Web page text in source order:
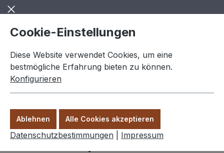
Zum Hauptinhalt springen
Rotgusslampen
Deckenlampe "Milwaukee"
Cookie-Einstellungen
Diese Website verwendet Cookies, um eine
bestmögliche Erfahrung bieten zu können.
Konfigurieren
Ablehnen Alle Cookies akzeptieren
Datenschutzbestimmungen Impressum